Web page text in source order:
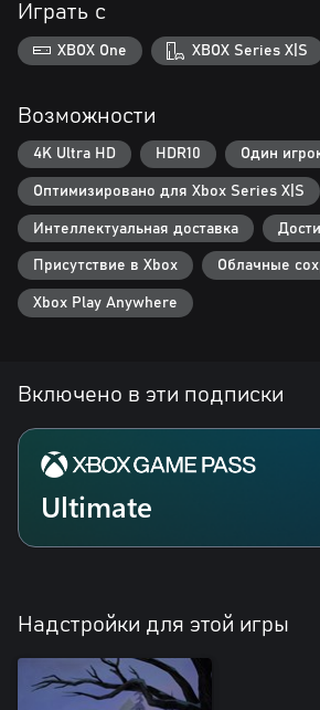
Играть с
XBOX One XBOX Series X|S
Возможности
4K Ultra HD HDR10 Один
Оптимизировано для Xbox Series X|S
Интеллектуальная доставка
Присутствие в Xbox Облачные
Xbox Play Anywhere
Включено в эти подписки
Ultimate
Надстройки для этой игры